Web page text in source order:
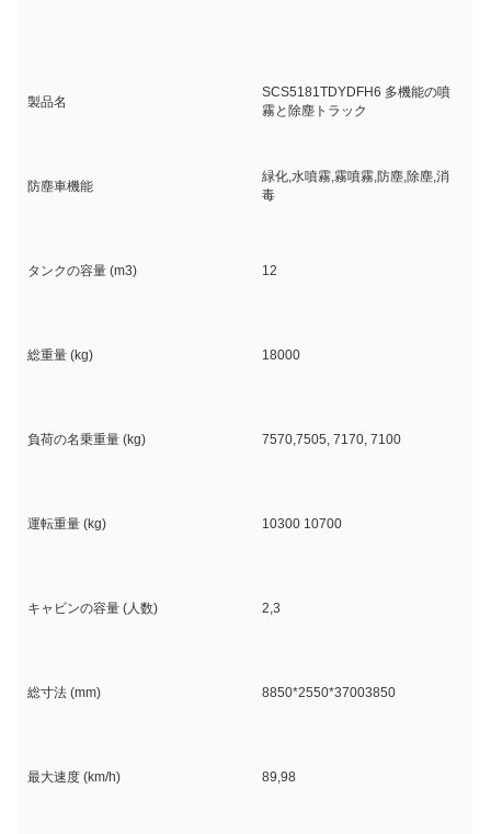
製品名
SCS5181TDYDFH6 多機能の噴
霧と除塵トラック
防塵車機能
緑化,水噴霧,霧噴霧,防塵,除塵,消
毒
タンクの容量 (m3) 12
総重量 (kg) 18000
負荷の名乗重量 (kg) 7570,7505, 7170, 7100
運転重量 (kg) 10300 10700
キャビンの容量 (人数) 2,3
総寸法 (mm) 8850*2550*37003850
最大速度 (km/h) 89,98